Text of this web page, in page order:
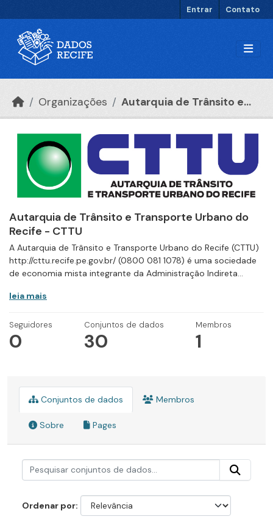
Entrar Contato
Organizações Autarquia de Trânsito e...
Autarquia de Trânsito e Transporte Urbano do
Recife - CTTU
A Autarquia de Trânsito e Transporte Urbano do Recife (CTTU)
http://cttu.recife.pe.gov.br/ (0800 081 1078) é uma sociedade
de economia mista integrante da Administração Indireta...
leia mais
Seguidores
0
Conjuntos de dados
30
Membros
1
Conjuntos de dados Membros
Sobre Pages
Ordenar por